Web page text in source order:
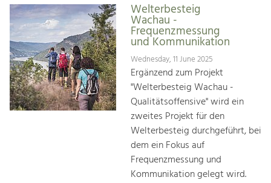
Welterbesteig
Wachau -
Frequenzmessung
und Kommunikation
Wednesday, 11 June 2025
Ergänzend zum Projekt
"Welterbesteig Wachau -
Qualitätsoffensive" wird ein
zweites Projekt für den
Welterbesteig durchgeführt, bei
dem ein Fokus auf
Frequenzmessung und
Kommunikation gelegt wird.